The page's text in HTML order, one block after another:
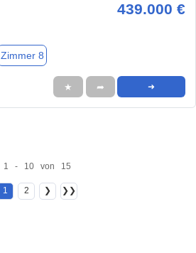
439.000 €
Zimmer 8
★ ➦ ➜
1 - 10 von 15
1 2 ❯ ❯❯